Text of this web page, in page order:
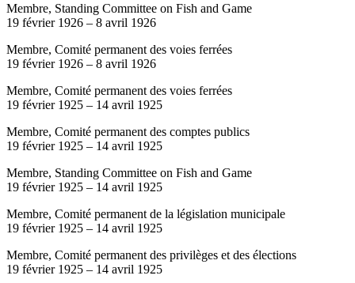
Membre, Standing Committee on Fish and Game
19 février 1926 – 8 avril 1926
Membre, Comité permanent des voies ferrées
19 février 1926 – 8 avril 1926
Membre, Comité permanent des voies ferrées
19 février 1925 – 14 avril 1925
Membre, Comité permanent des comptes publics
19 février 1925 – 14 avril 1925
Membre, Standing Committee on Fish and Game
19 février 1925 – 14 avril 1925
Membre, Comité permanent de la législation municipale
19 février 1925 – 14 avril 1925
Membre, Comité permanent des privilèges et des élections
19 février 1925 – 14 avril 1925